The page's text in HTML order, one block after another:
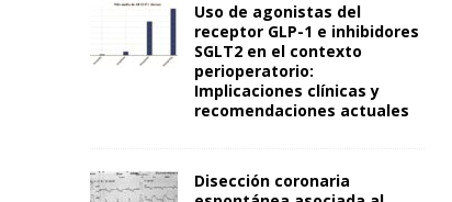
Uso de agonistas del
receptor GLP-1 e inhibidores
SGLT2 en el contexto
perioperatorio:
Implicaciones clínicas y
recomendaciones actuales
Disección coronaria